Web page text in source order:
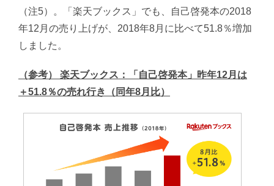
（注5）。「楽天ブックス」でも、自己啓発本の2018
年12月の売り上げが、2018年8月に比べて51.8％増加
しました。
（参考） 楽天ブックス：「自己啓発本」昨年12月は
＋51.8％の売れ行き（同年8月比）